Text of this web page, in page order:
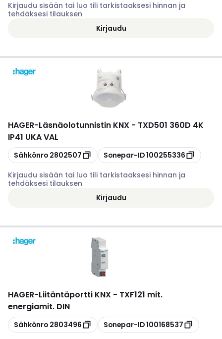
Kirjaudu sisään tai luo tili tarkistaaksesi hinnan ja
tehdäksesi tilauksen
Kirjaudu
HAGER-Läsnäolotunnistin KNX - TXD501 360D 4K
IP41 UKA VAL
Kopioi
Sähkönro 2802507 Kopioi
Sonepar-ID100255336
Kirjaudu sisään tai luo tili tarkistaaksesi hinnan ja
tehdäksesi tilauksen
Kirjaudu
HAGER-Liitäntäportti KNX - TXF121 mit.
energiamit. DIN
Kopioi
Sähkönro 2803496 Kopioi
Sonepar-ID100168537